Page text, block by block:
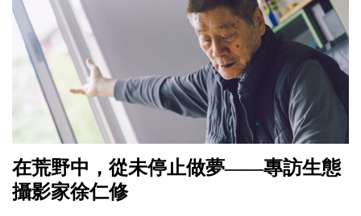
在荒野中，從未停止做夢——專訪生態
攝影家徐仁修